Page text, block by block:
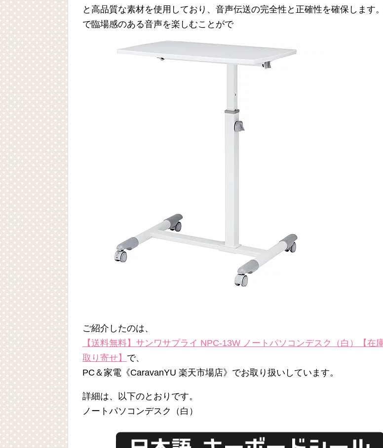
と高品質な素材を使用しており、音声伝送の完全性と正確性を確保します
で臨場感のある音声を楽しむことがで
ご紹介したのは、
【送料無料】サンワサプライ NPC-13W ノートパソコンデスク（白）【在
取り寄せ】 で、
PC＆家電《CaravanYU 楽天市場店》でお取り扱いしています。
詳細は、以下のとおりです。
ノートパソコンデスク（白）